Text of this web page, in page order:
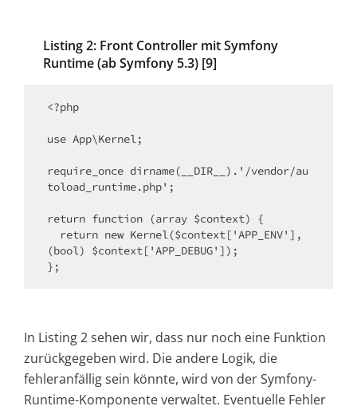
Listing 2: Front Controller mit Symfony
Runtime (ab Symfony 5.3) [9]
<?php
use App\Kernel;
require_once dirname(__DIR__).'/vendor/au
toload_runtime.php';
return function (array $context) {
(bool) $context['APP_DEBUG']);
};
In Listing 2 sehen wir, dass nur noch eine Funktion
zurückgegeben wird. Die andere Logik, die
fehleranfällig sein könnte, wird von der Symfony-
Runtime-Komponente verwaltet. Eventuelle Fehler